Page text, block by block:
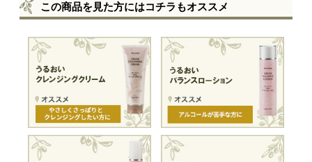
この商品を見た方にはコチラもオススメ